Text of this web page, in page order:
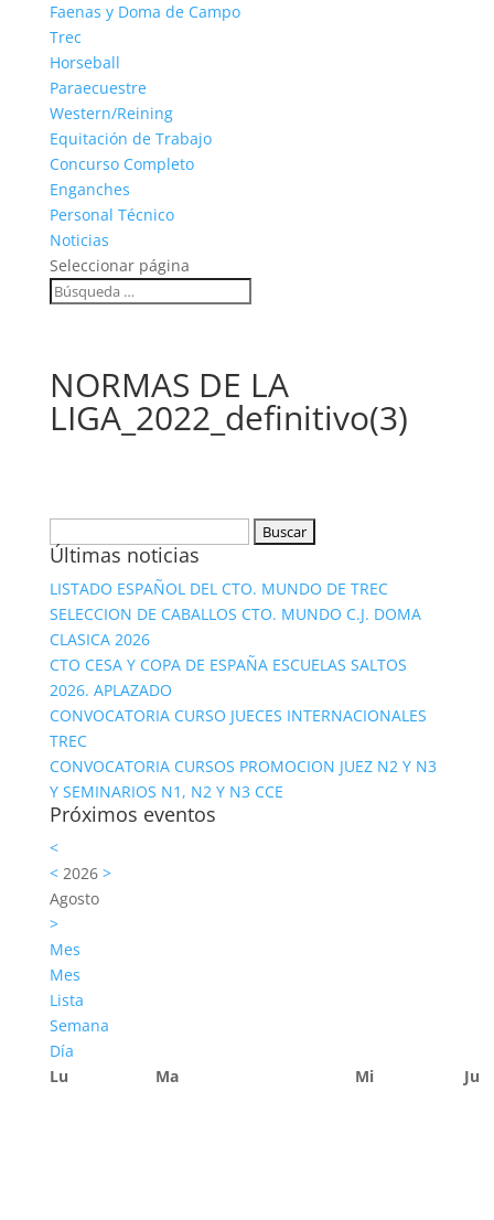
Faenas y Doma de Campo
Trec
Horseball
Paraecuestre
Western/Reining
Equitación de Trabajo
Concurso Completo
Enganches
Personal Técnico
Noticias
Seleccionar página
NORMAS DE LA
LIGA_2022_definitivo(3)
Últimas noticias
LISTADO ESPAÑOL DEL CTO. MUNDO DE TREC
SELECCION DE CABALLOS CTO. MUNDO C.J. DOMA
CLASICA 2026
CTO CESA Y COPA DE ESPAÑA ESCUELAS SALTOS
2026. APLAZADO
CONVOCATORIA CURSO JUECES INTERNACIONALES
TREC
CONVOCATORIA CURSOS PROMOCION JUEZ N2 Y N3
Y SEMINARIOS N1, N2 Y N3 CCE
Próximos eventos
<
<2026 >
Agosto
>
Mes
Mes
Lista
Semana
Día
Lu
Ma Mi Ju